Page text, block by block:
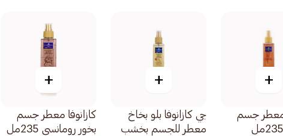
+
معطر جسم
+
جي كازانوفا بلو بخاخ
معطر للجسم بخشب
+
كازانوفا معطر جسم
بخور رومانسي 235مل